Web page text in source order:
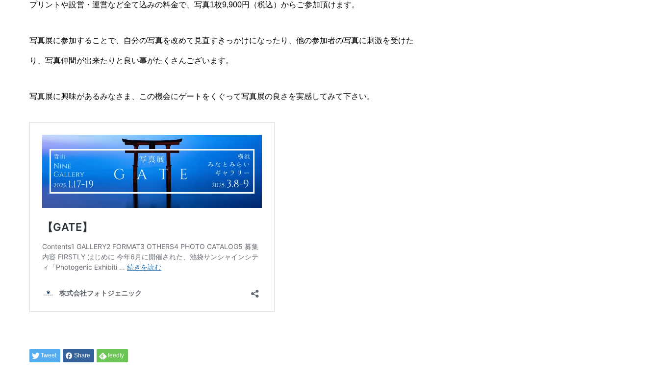
プリントや設営・運営など全て込みの料金で、写真1枚9,900円（税込）からご参加頂けます。
写真展に参加することで、自分の写真を改めて見直すきっかけになったり、他の参加者の写真に刺激を受けた
り、写真仲間が出来たりと良い事がたくさんございます。
写真展に興味があるみなさま、この機会にゲートをくぐって写真展の良さを実感してみて下さい。
Tweet Share feedly